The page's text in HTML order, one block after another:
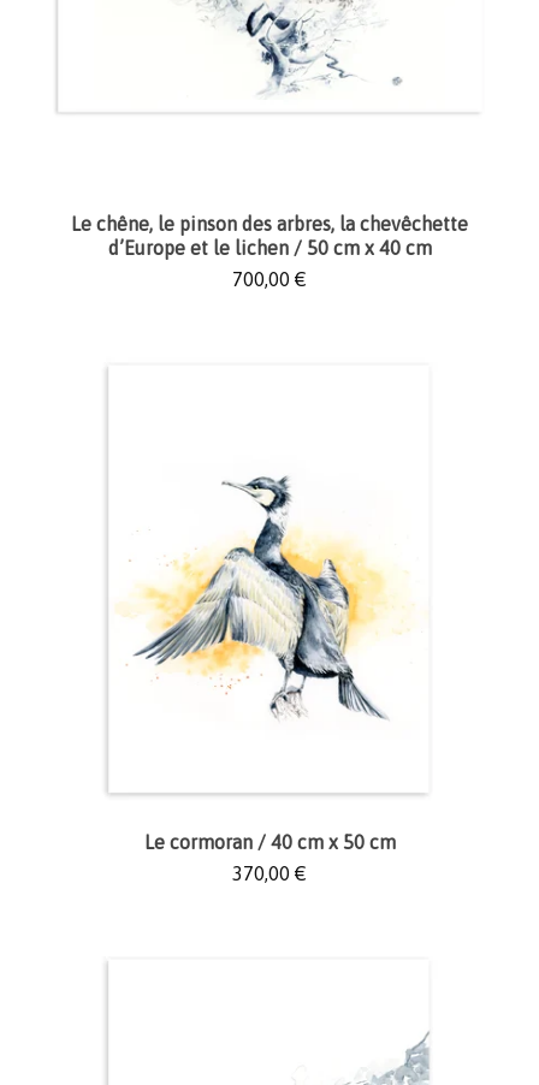
Le chêne, le pinson des arbres, la chevêchette
d’Europe et le lichen / 50 cm x 40 cm
700,00 €
Le cormoran / 40 cm x 50 cm
370,00 €